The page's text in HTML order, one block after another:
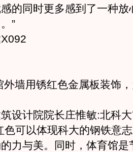
的同时更多感到了一种放
”
用锈红色金属板装饰，
计院院长庄惟敏:北科大
色可以体现科大的钢铁意
力与美。同时，体育馆是